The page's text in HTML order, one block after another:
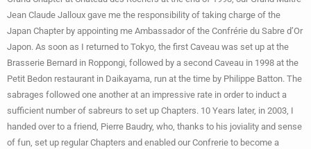
Jean Claude Jalloux gave me the responsibility of taking charge of the
Japan Chapter by appointing me Ambassador of the Confrérie du Sabre d’Or
Japon. As soon as I returned to Tokyo, the first Caveau was set up at the
Brasserie Bernard in Roppongi, followed by a second Caveau in 1998 at the
Petit Bedon restaurant in Daikayama, run at the time by Philippe Batton. The
sabrages followed one another at an impressive rate in order to induct a
sufficient number of sabreurs to set up Chapters. 10 Years later, in 2003, I
handed over to a friend, Pierre Baudry, who, thanks to his joviality and sense
of fun, set up regular Chapters and enabled our Confrerie to become a